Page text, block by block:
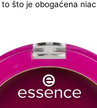
što je obogaćena